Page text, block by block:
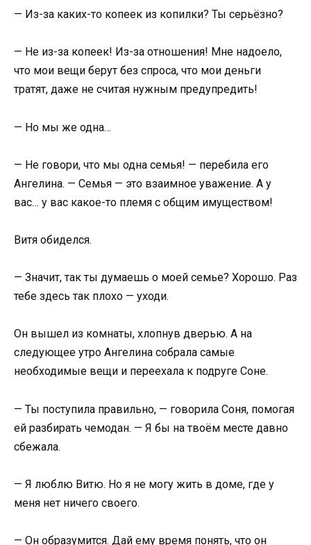
— Из-за каких-то копеек из копилки? Ты серьёзно?
— Не из-за копеек! Из-за отношения! Мне надоело,
что мои вещи берут без спроса, что мои деньги
тратят, даже не считая нужным предупредить!
— Но мы же одна…
— Не говори, что мы одна семья! — перебила его
Ангелина. — Семья — это взаимное уважение. А у
вас… у вас какое-то племя с общим имуществом!
Витя обиделся.
— Значит, так ты думаешь о моей семье? Хорошо. Раз
тебе здесь так плохо — уходи.
Он вышел из комнаты, хлопнув дверью. А на
следующее утро Ангелина собрала самые
необходимые вещи и переехала к подруге Соне.
— Ты поступила правильно, — говорила Соня, помогая
ей разбирать чемодан. — Я бы на твоём месте давно
сбежала.
— Я люблю Витю. Но я не могу жить в доме, где у
меня нет ничего своего.
— Он образумится. Дай ему время понять, что он